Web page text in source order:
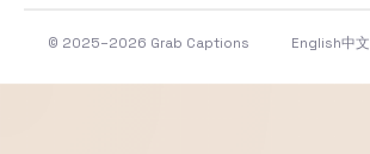
© 2025–2026 Grab Captions English中文